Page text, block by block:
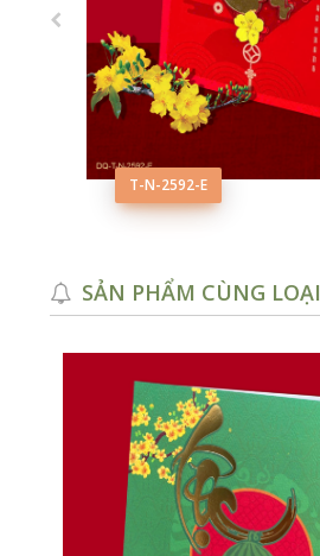
T-N-2592-E
SẢN PHẨM CÙNG LOẠI